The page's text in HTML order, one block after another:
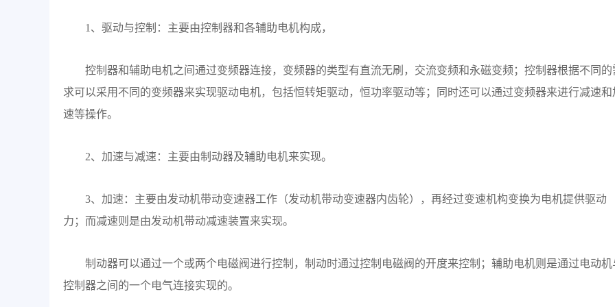
1、驱动与控制：主要由控制器和各辅助电机构成，
控制器和辅助电机之间通过变频器连接，变频器的类型有直流无刷，交流变频和永磁变频；控制器根据不同的
求可以采用不同的变频器来实现驱动电机，包括恒转矩驱动，恒功率驱动等；同时还可以通过变频器来进行减速和
速等操作。
2、加速与减速：主要由制动器及辅助电机来实现。
3、加速：主要由发动机带动变速器工作（发动机带动变速器内齿轮），再经过变速机构变换为电机提供驱动
力；而减速则是由发动机带动减速装置来实现。
制动器可以通过一个或两个电磁阀进行控制，制动时通过控制电磁阀的开度来控制；辅助电机则是通过电动机
控制器之间的一个电气连接实现的。